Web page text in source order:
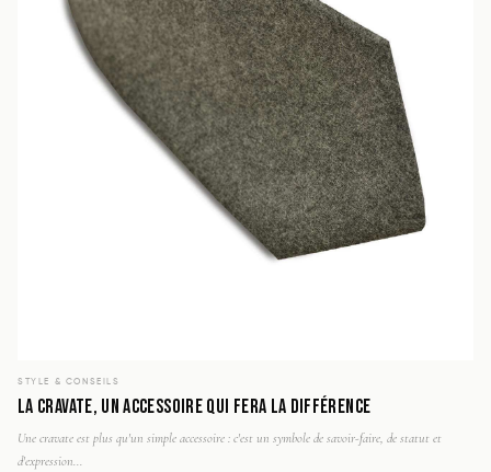
STYLE & CONSEILS
LA CRAVATE, UN ACCESSOIRE QUI FERA LA DIFFÉRENCE
Une cravate est plus qu'un simple accessoire : c'est un symbole de savoir-faire, de statut et
d'expression...